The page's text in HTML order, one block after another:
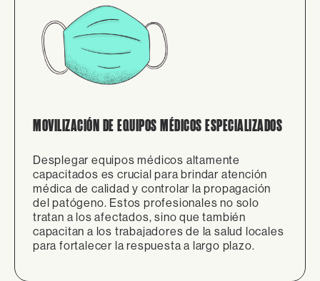
MOVILIZACIÓN DE EQUIPOS MÉDICOS ESPECIALIZADOS
Desplegar equipos médicos altamente
capacitados es crucial para brindar atención
médica de calidad y controlar la propagación
del patógeno. Estos profesionales no solo
tratan a los afectados, sino que también
capacitan a los trabajadores de la salud locales
para fortalecer la respuesta a largo plazo.